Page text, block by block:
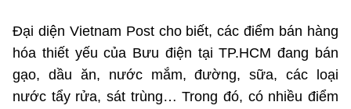
Đại diện Vietnam Post cho biết, các điểm bán hàng
hóa thiết yếu của Bưu điện tại TP.HCM đang bán
gạo, dầu ăn, nước mắm, đường, sữa, các loại
nước tẩy rửa, sát trùng… Trong đó, có nhiều điểm